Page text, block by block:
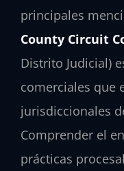
principales
County Circuit
Distrito Judicial)
comerciales que
jurisdiccionales
Comprender el
prácticas